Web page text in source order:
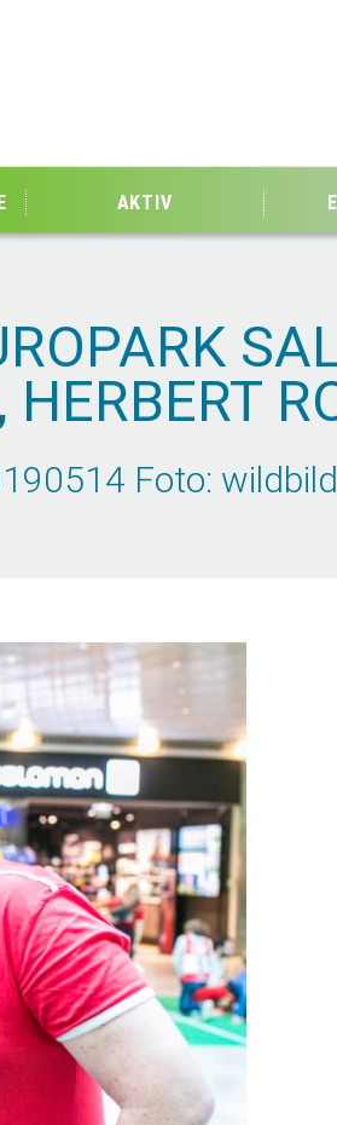
AKTIV
Foto: